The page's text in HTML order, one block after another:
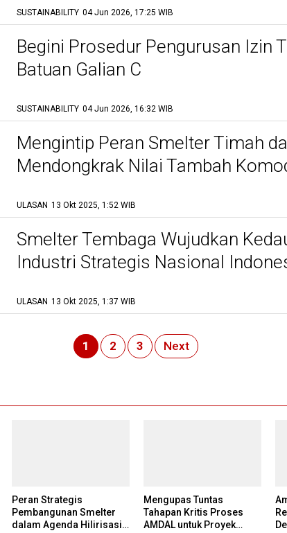
SUSTAINABILITY 04 Jun 2026, 17:25 WIB
Begini Prosedur Pengurusan Izin
Batuan Galian C
SUSTAINABILITY 04 Jun 2026, 16:32 WIB
Mengintip Peran Smelter Timah
Mendongkrak Nilai Tambah
ULASAN 13 Okt 2025, 1:52 WIB
Smelter Tembaga Wujudkan
Industri Strategis Nasional
ULASAN 13 Okt 2025, 1:37 WIB
1 2 3 Next
Peran Strategis
Pembangunan Smelter
dalam Agenda Hilirisasi
Mengupas Tuntas
Tahapan Kritis Proses
AMDAL untuk Proyek